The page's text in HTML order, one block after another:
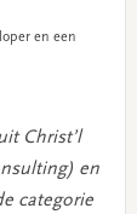
en een
Christ’l
en
categorie